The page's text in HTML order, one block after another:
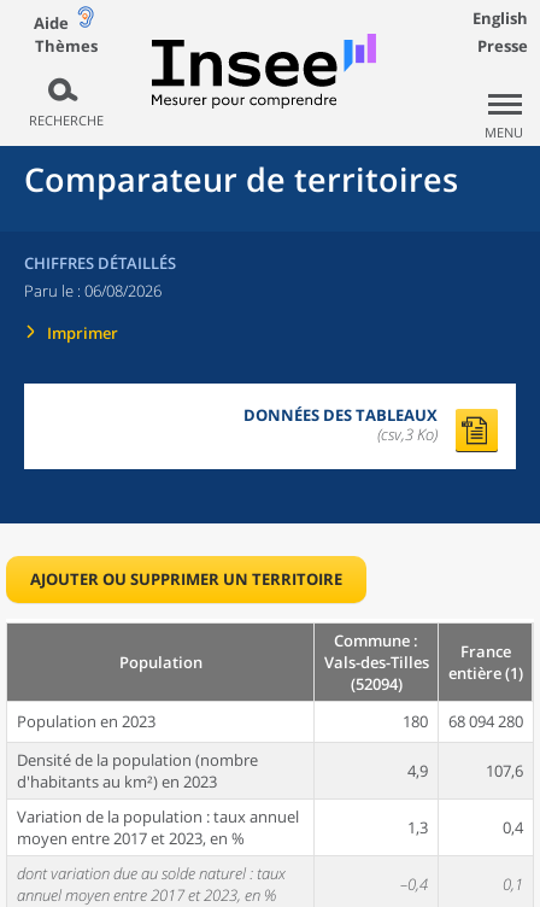
Aide
Thèmes
RECHERCHE
English
Presse
MENU
Comparateur de territoires
CHIFFRES DÉTAILLÉS
Paru le : 06/08/2026
Imprimer
DONNÉES DES TABLEAUX
(csv,3 Ko)
AJOUTER OU SUPPRIMER UN TERRITOIRE
Population
Commune :
Vals-des-Tilles
(52094)
France
entière (1)
Population en 2023 180
68 094 280
Densité de la population (nombre
d'habitants au km²) en 2023
4,9 107,6
Variation de la population : taux annuel
moyen entre 2017 et 2023, en %
1,3 0,4
dont variation due au solde naturel : taux
annuel moyen entre 2017 et 2023, en %
–0,4 0,1